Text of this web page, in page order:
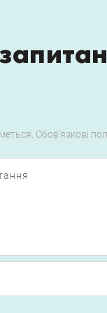
Обов’язкові